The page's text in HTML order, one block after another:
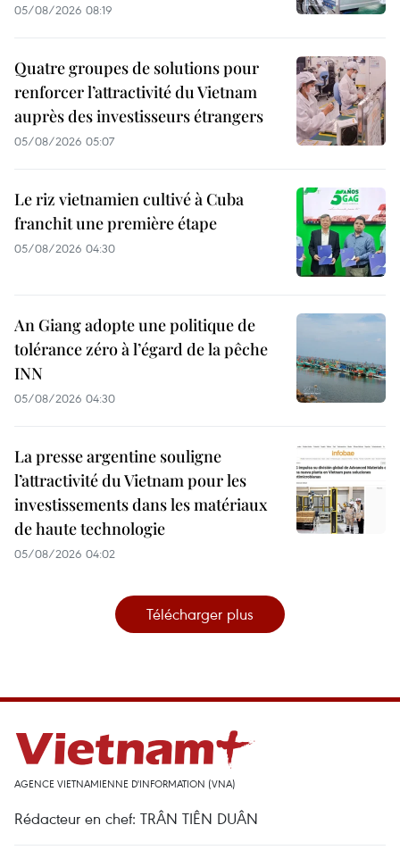
05/08/2026 08:19
Quatre groupes de solutions pour
renforcer l’attractivité du Vietnam
auprès des investisseurs étrangers
05/08/2026 05:07
Le riz vietnamien cultivé à Cuba
franchit une première étape
05/08/2026 04:30
An Giang adopte une politique de
tolérance zéro à l’égard de la pêche
INN
05/08/2026 04:30
La presse argentine souligne
l’attractivité du Vietnam pour les
investissements dans les matériaux
de haute technologie
05/08/2026 04:02
Télécharger plus
AGENCE VIETNAMIENNE D'INFORMATION (VNA)
Rédacteur en chef: TRÂN TIÊN DUÂN